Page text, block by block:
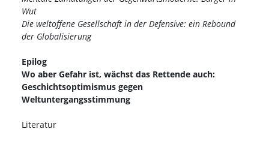
Wut
Die weltoffene Gesellschaft in der Defensive: ein Rebound
der Globalisierung
Epilog
Wo aber Gefahr ist, wächst das Rettende auch:
Geschichtsoptimismus gegen
Weltuntergangsstimmung
Literatur